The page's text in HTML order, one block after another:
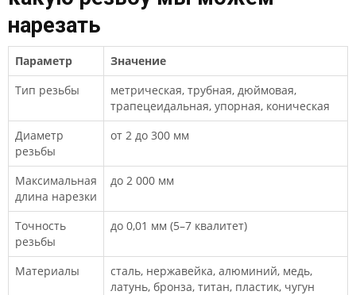
нарезать
Параметр
Значение
Тип резьбы
метрическая, трубная, дюймовая,
трапецеидальная, упорная, коническая
Диаметр
резьбы
от 2 до 300 мм
Максимальная
длина нарезки
до 2 000 мм
Точность
резьбы
до 0,01 мм (5–7 квалитет)
Материалы
сталь, нержавейка, алюминий, медь,
латунь, бронза, титан, пластик, чугун